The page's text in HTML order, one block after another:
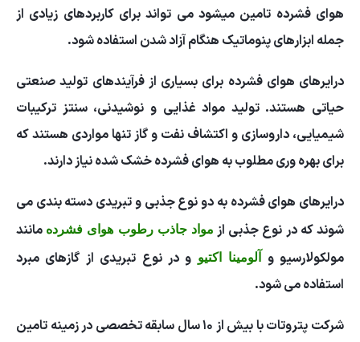
هوای فشرده تامین میشود می تواند برای کاربردهای زیادی از
جمله ابزارهای پنوماتیک هنگام آزاد شدن استفاده شود.
درایرهای هوای فشرده برای بسیاری از فرآیندهای تولید صنعتی
حیاتی هستند. تولید مواد غذایی و نوشیدنی، سنتز ترکیبات
شیمیایی، داروسازی و اکتشاف نفت و گاز تنها مواردی هستند که
برای بهره وری مطلوب به هوای فشرده خشک شده نیاز دارند.
درایرهای هوای فشرده به دو نوع جذبی و تبریدی دسته بندی می
شوند که در نوع جذبی از مواد جاذب رطوب هوای فشرده مانند
مولکولارسیو و
آلومینا اکتیوو در نوع تبریدی از گازهای مبرد
استفاده می شود.
شرکت پتروتات با بیش از ۱۰ سال سابقه تخصصی در زمینه تامین